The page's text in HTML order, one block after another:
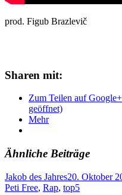
prod. Figub Brazlevič
Sharen mit:
Zum Teilen auf
geöffnet)
Mehr
Ähnliche Beiträge
Jakob des Jahres20. Oktober
Peti Free, Rap, top5